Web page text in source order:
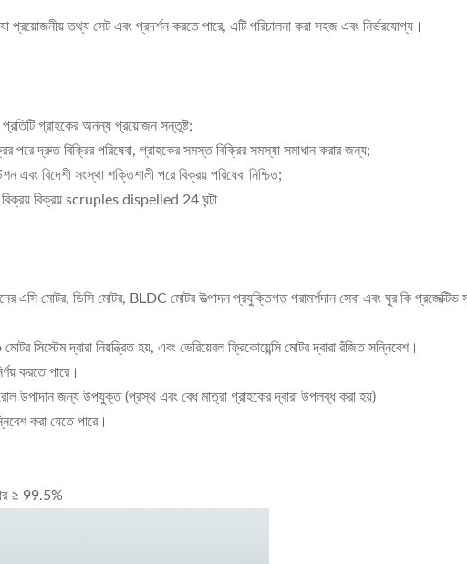
প্রয়োজনীয় তথ্য সেট এবং প্রদর্শন করতে পারে, এটি পরিচালনা করা সহজ এবং নির্ভরযোগ্য।
গ্রাহকের অনন্য প্রয়োজন সন্তুষ্ট;
দ্রুত বিক্রির পরিষেবা, গ্রাহকের সমস্ত বিক্রির সমস্যা সমাধান করার জন্য;
এবং বিদেশী সংস্থা শক্তিশালী পরে বিক্রয় পরিষেবা নিশ্চিত;
বিক্রয় বিক্রয় scruples dispelled 24 ঘন্টা।
এসি মোটর, ডিসি মোটর, BLDC মোটর উত্পাদন প্রযুক্তিগত পরামর্শদান সেবা এবং ঘুর কি প্রজেক্টিভ
দ্বারা নিয়ন্ত্রিত হয়, এবং ভেরিয়েবল ফ্রিকোয়েন্সি মোটর দ্বারা রঁজিত সন্নিবেশ।
করতে পারে।
রোল উপাদান জন্য উপযুক্ত (প্রস্থ এবং বেধ মাত্রা গ্রাহকের দ্বারা উপলব্ধ করা হয়)
করা যেতে পারে।
≥ 99.5%